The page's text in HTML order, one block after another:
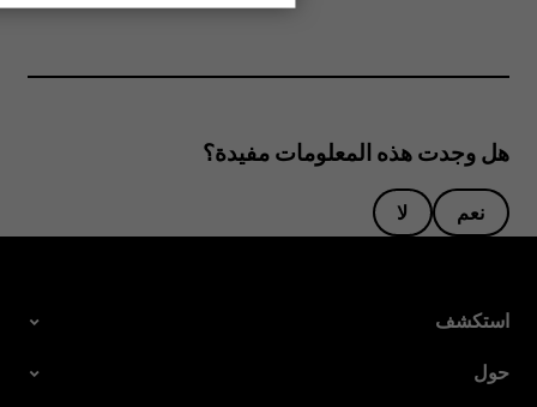
هل وجدت هذه المعلومات مفيدة؟
نعم لا
استكشف
حول